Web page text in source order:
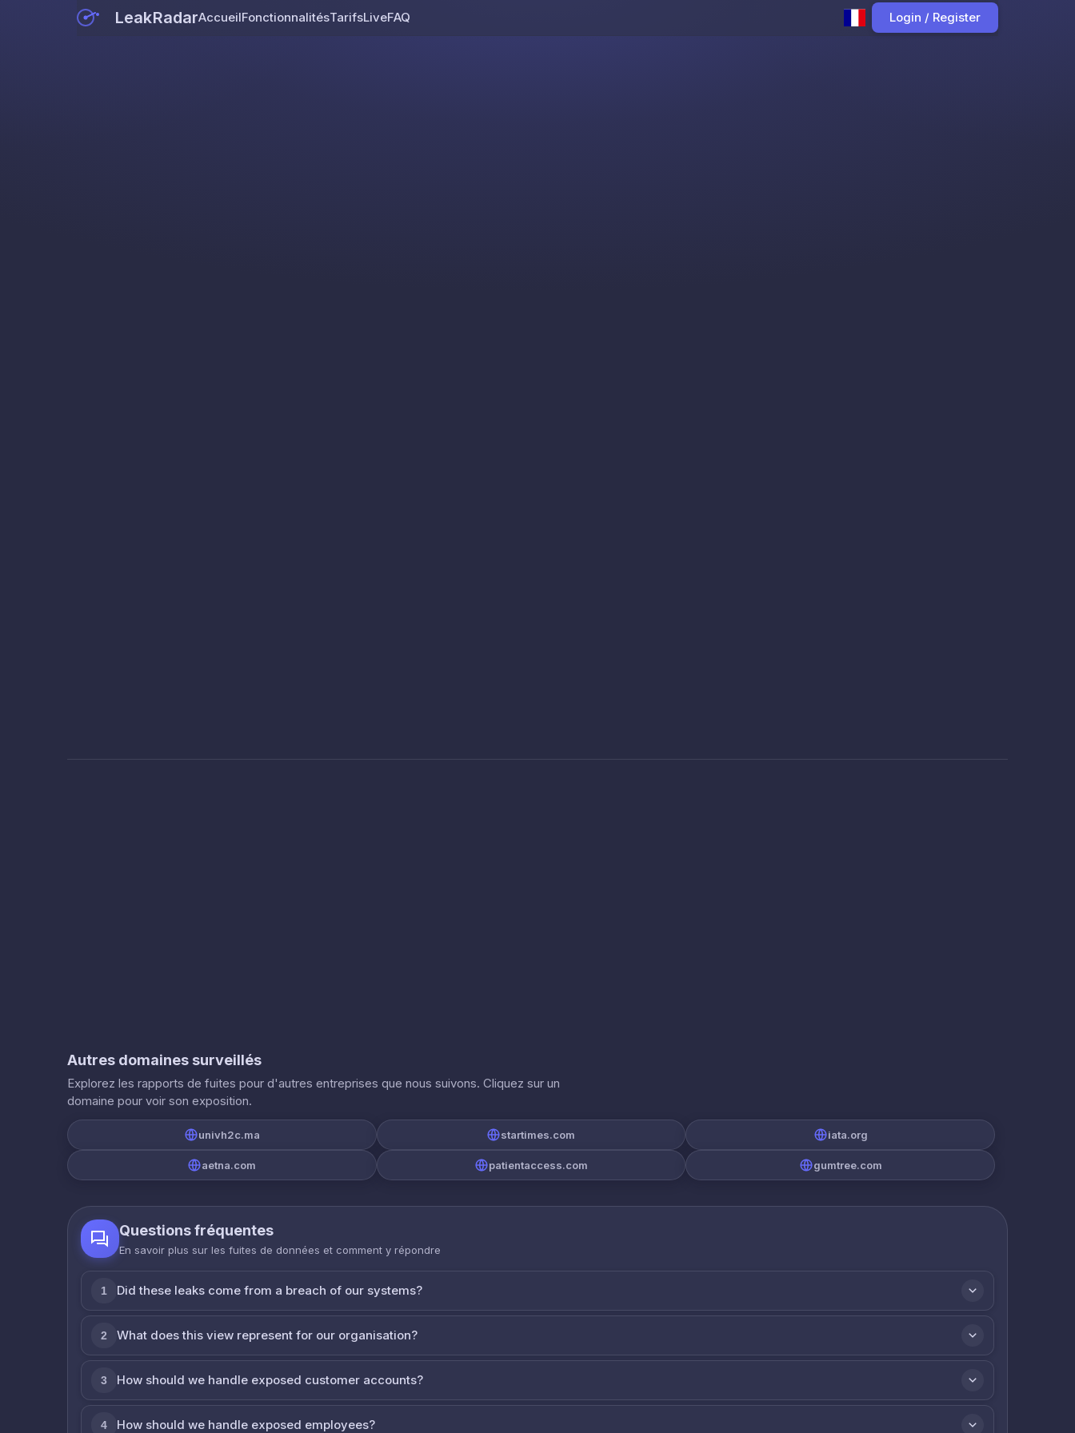
LeakRadarAccueilFonctionnalitésTarifsLiveFAQ Login / Register
Autres domaines surveillés
Explorez les rapports de fuites pour d'autres entreprises que nous suivons. Cliquez sur un
domaine pour voir son exposition.
univh2c.ma startimes.com iata.org
aetna.com patientaccess.com gumtree.com
Questions fréquentes
En savoir plus sur les fuites de données et comment y répondre
1 Did these leaks come from a breach of our systems?
2 What does this view represent for our organisation?
3 How should we handle exposed customer accounts?
4 How should we handle exposed employees?